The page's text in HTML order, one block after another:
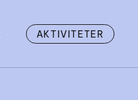
AKTIVITETER